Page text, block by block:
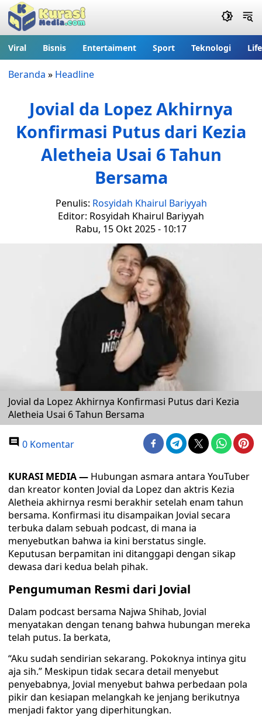
Viral Bisnis Entertaiment Sport Teknologi
Beranda » Headline
Jovial da Lopez Akhirnya
Konfirmasi Putus dari Kezia
Aletheia Usai 6 Tahun
Bersama
Penulis: Rosyidah Khairul Bariyyah
Editor: Rosyidah Khairul Bariyyah
Rabu, 15 Okt 2025 - 10:17
Jovial da Lopez Akhirnya Konfirmasi Putus dari Kezia
Aletheia Usai 6 Tahun Bersama
0 Komentar
KURASI MEDIA — Hubungan asmara antara YouTuber
dan kreator konten Jovial da Lopez dan aktris Kezia
Aletheia akhirnya resmi berakhir setelah enam tahun
bersama. Konfirmasi itu disampaikan Jovial secara
terbuka dalam sebuah podcast, di mana ia
menyebutkan bahwa ia kini berstatus single.
Keputusan berpamitan ini ditanggapi dengan sikap
dewasa dari kedua belah pihak.
Pengumuman Resmi dari Jovial
Dalam podcast bersama Najwa Shihab, Jovial
menyatakan dengan tenang bahwa hubungan mereka
telah putus. Ia berkata,
“Aku sudah sendirian sekarang. Pokoknya intinya gitu
aja sih.” Meskipun tidak secara detail menyebut
penyebabnya, Jovial menyebut bahwa perbedaan pola
pikir dan kesiapan melangkah ke jenjang berikutnya
menjadi faktor yang diperhitungkan.